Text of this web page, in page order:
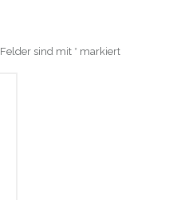
sind mit * markiert